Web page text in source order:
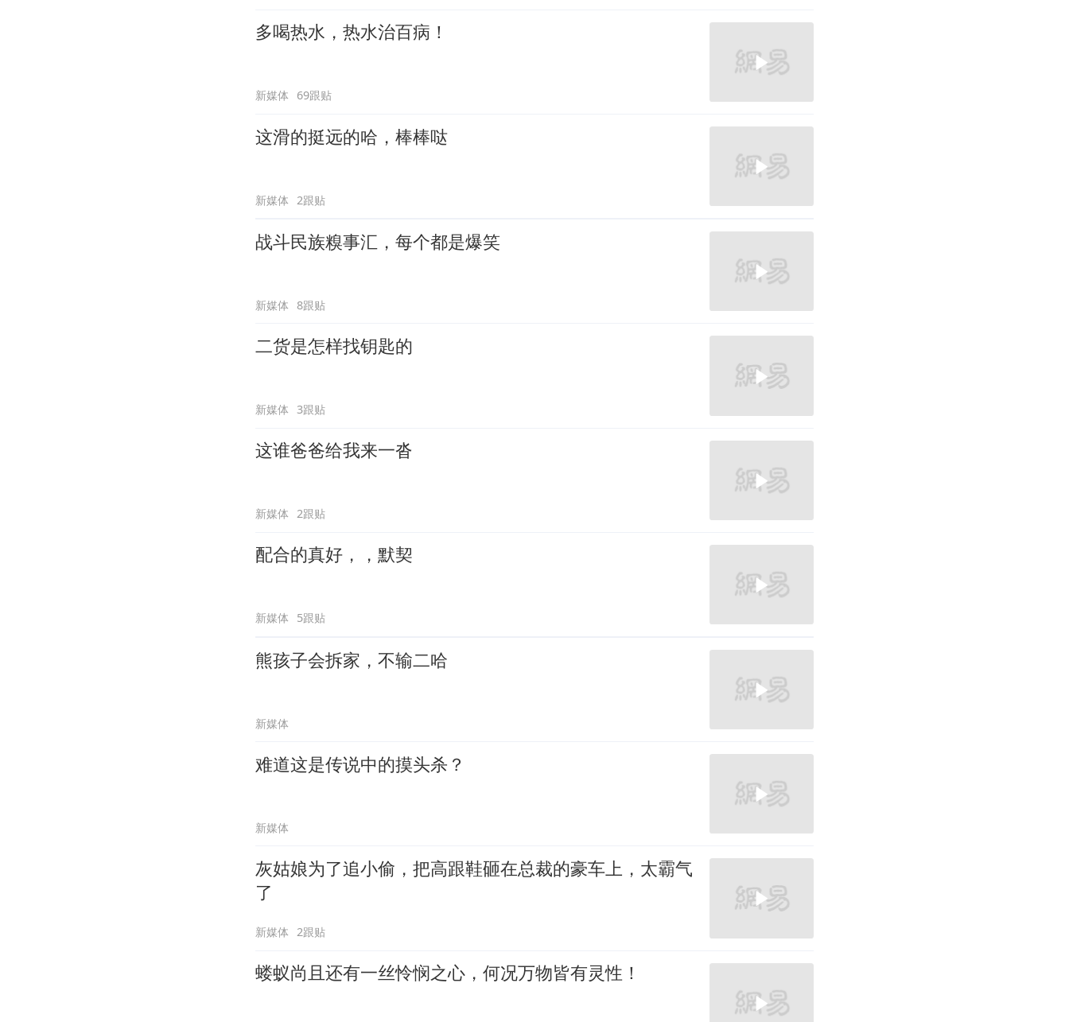
多喝热水，热水治百病！
新媒体 69跟贴
这滑的挺远的哈，棒棒哒
新媒体 2跟贴
战斗民族糗事汇，每个都是爆笑
新媒体 8跟贴
二货是怎样找钥匙的
新媒体 3跟贴
这谁爸爸给我来一沓
新媒体 2跟贴
配合的真好，，默契
新媒体 5跟贴
熊孩子会拆家，不输二哈
新媒体
难道这是传说中的摸头杀？
新媒体
灰姑娘为了追小偷，把高跟鞋砸在总裁的豪车上，太霸气
了
新媒体 2跟贴
蝼蚁尚且还有一丝怜悯之心，何况万物皆有灵性！